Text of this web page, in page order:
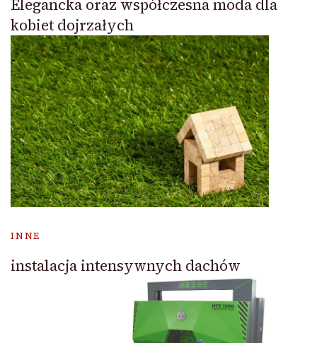
Elegancka oraz współczesna moda dla
kobiet dojrzałych
INNE
instalacja intensywnych dachów